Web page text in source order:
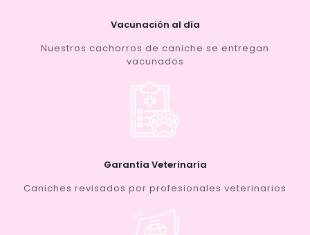
Vacunación al día
Nuestros cachorros de caniche se entregan
vacunados
Garantía Veterinaria
Caniches revisados por profesionales veterinarios